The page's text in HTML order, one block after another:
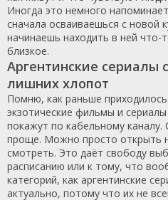
Иногда это немного
сначала осваиваешься с новой
начинаешь находить в ней
близкое.
Аргентинские сериалы
лишних хлопот
Помню, как раньше приходилось
экзотические фильмы и
покажут по кабельному каналу.
проще. Можно просто открыть
смотреть. Это даёт свободу
расписанию или к тому, что
категорий, как аргентинские
актуально, потому что их не